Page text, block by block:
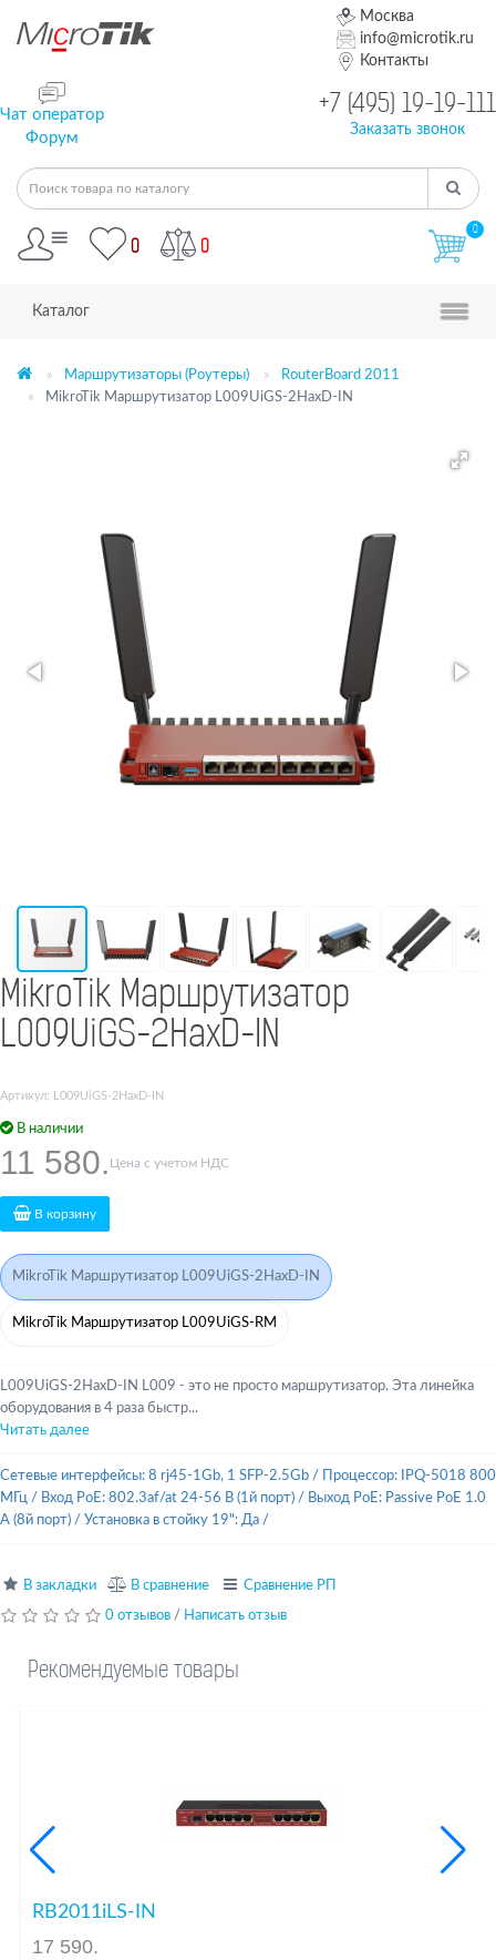
Москва
info@microtik.ru
Контакты
Чат оператор
Форум
+7 (495) 19-19-111
Заказать звонок
0 0
0
Каталог
Маршрутизаторы (Роутеры)
RouterBoard 2011
MikroTik Маршрутизатор L009UiGS-2HaxD-IN
MikroTik Маршрутизатор
L009UiGS-2HaxD-IN
Артикул: L009UiGS-2HaxD-IN
В наличии
11 580. Цена с учетом НДС
В корзину
MikroTik Маршрутизатор L009UiGS-2HaxD-IN
MikroTik Маршрутизатор L009UiGS-RM
L009UiGS-2HaxD-IN L009 - это не просто маршрутизатор. Эта линейка
оборудования в 4 раза быстр...
Читать далее
Сетевые интерфейсы: 8 rj45-1Gb, 1 SFP-2.5Gb /
Процессор: IPQ-5018 800
МГц / Вход PoE: 802.3af/at 24-56 В (1й порт) / Выход PoE: Passive PoE 1.0
A (8й порт) / Установка в стойку 19": Да /
В закладки В сравнение Сравнение РП
0 отзывов / Написать отзыв
Рекомендуемые товары
RB2011iLS-IN
17 590.